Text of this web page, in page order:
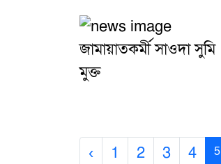
জামায়াতকর্মী সাওদা সুমি
মুক্ত
‹ 1 2 3 4 5